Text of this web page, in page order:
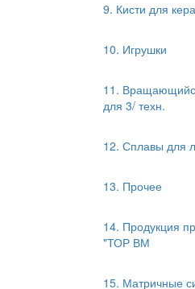
9. Кисти для
10. Игрушки
11.
для 3/ техн.
12. Сплавы для
13. Прочее
14. Продукция
"ТОР ВМ
15. Матричные